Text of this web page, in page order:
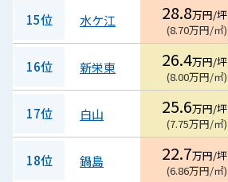
15位 水ケ江 28.8万円/坪
(8.70万円/㎡)
16位 新栄東 26.4万円/坪
(8.00万円/㎡)
17位 白山 25.6万円/坪
(7.75万円/㎡)
18位 鍋島 22.7万円/坪
(6.86万円/㎡)